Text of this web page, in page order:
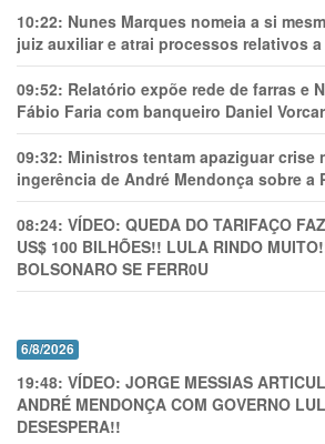
10:22: Nunes Marques nomeia a si
juiz auxiliar e atrai processos relativos
09:52: Relatório expõe rede de farras e
Fábio Faria com banqueiro Daniel
09:32: Ministros tentam apaziguar crise
ingerência de André Mendonça sobre a
08:24: VÍDEO: QUEDA DO TARIFAÇO
US$ 100 BILHÕES!! LULA RINDO
BOLSONARO SE FERR0U
6/8/2026
19:48: VÍDEO: JORGE MESSIAS
ANDRÉ MENDONÇA COM GOVERNO
DESESPERA!!